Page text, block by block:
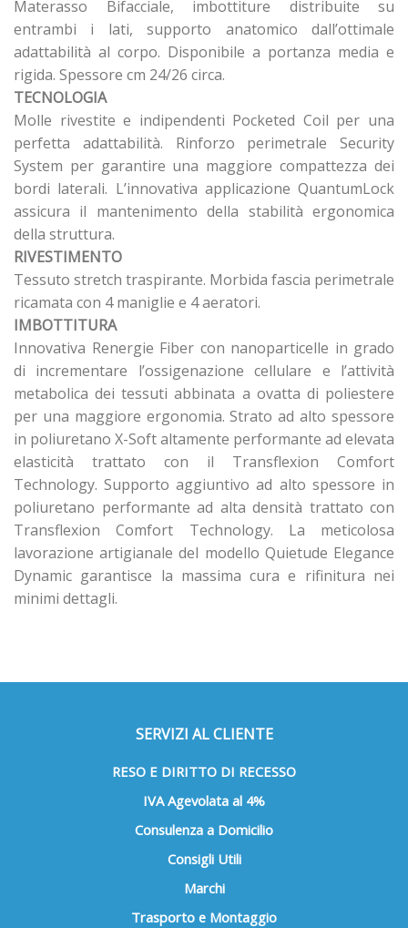
Materasso Bifacciale, imbottiture distribuite su
entrambi i lati, supporto anatomico dall’ottimale
adattabilità al corpo. Disponibile a portanza media e
rigida. Spessore cm 24/26 circa.
TECNOLOGIA
Molle rivestite e indipendenti Pocketed Coil per una
perfetta adattabilità. Rinforzo perimetrale Security
System per garantire una maggiore compattezza dei
bordi laterali. L’innovativa applicazione QuantumLock
assicura il mantenimento della stabilità ergonomica
della struttura.
RIVESTIMENTO
Tessuto stretch traspirante. Morbida fascia perimetrale
ricamata con 4 maniglie e 4 aeratori.
IMBOTTITURA
Innovativa Renergie Fiber con nanoparticelle in grado
di incrementare l’ossigenazione cellulare e l’attività
metabolica dei tessuti abbinata a ovatta di poliestere
per una maggiore ergonomia. Strato ad alto spessore
in poliuretano X-Soft altamente performante ad elevata
elasticità trattato con il Transflexion Comfort
Technology. Supporto aggiuntivo ad alto spessore in
poliuretano performante ad alta densità trattato con
Transflexion Comfort Technology. La meticolosa
lavorazione artigianale del modello Quietude Elegance
Dynamic garantisce la massima cura e rifinitura nei
minimi dettagli.
SERVIZI AL CLIENTE
RESO E DIRITTO DI RECESSO
IVA Agevolata al 4%
Consulenza a Domicilio
Consigli Utili
Marchi
Trasporto e Montaggio